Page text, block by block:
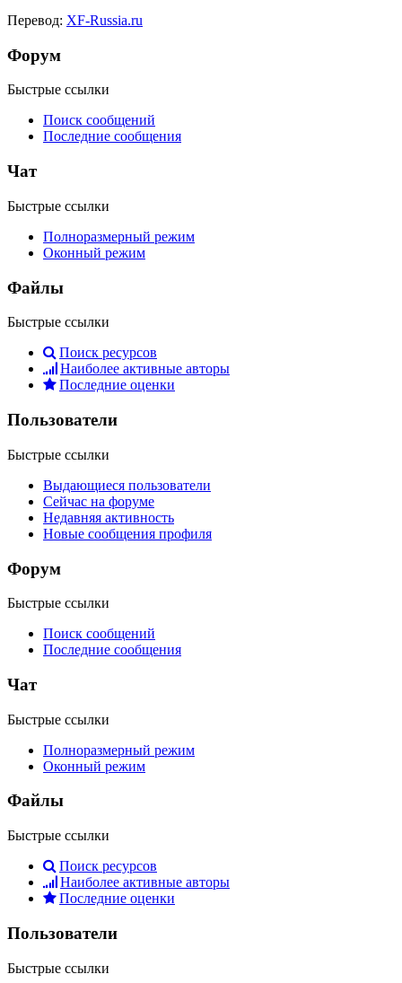
Перевод: XF-Russia.ru
Форум
Быстрые ссылки
Поиск сообщений
Последние сообщения
Чат
Быстрые ссылки
Полноразмерный режим
Оконный режим
Файлы
Быстрые ссылки
Поиск ресурсов
Наиболее активные авторы
Последние оценки
Пользователи
Быстрые ссылки
Выдающиеся пользователи
Сейчас на форуме
Недавняя активность
Новые сообщения профиля
Форум
Быстрые ссылки
Поиск сообщений
Последние сообщения
Чат
Быстрые ссылки
Полноразмерный режим
Оконный режим
Файлы
Быстрые ссылки
Поиск ресурсов
Наиболее активные авторы
Последние оценки
Пользователи
Быстрые ссылки